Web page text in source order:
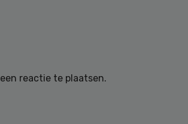
reactie te plaatsen.